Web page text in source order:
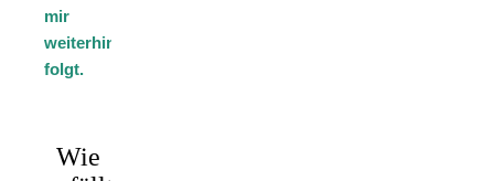
mir
weiterhin
folgt.
Wie